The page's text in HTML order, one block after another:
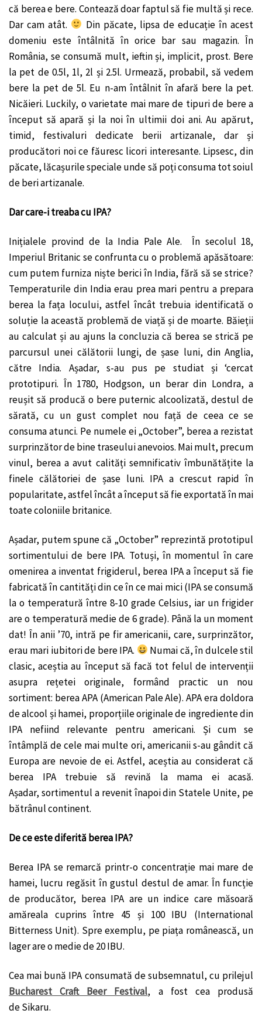
că berea e bere. Contează doar faptul să fie multă și rece.
Dar cam atât.
Din păcate, lipsa de educație în acest
domeniu este întâlnită în orice bar sau magazin. În
România, se consumă mult, ieftin și, implicit, prost. Bere
la pet de 0.5l, 1l, 2l și 2.5l. Urmează, probabil, să vedem
bere la pet de 5l. Eu n-am întâlnit în afară bere la pet.
Nicăieri. Luckily, o varietate mai mare de tipuri de bere a
început să apară și la noi în ultimii doi ani. Au apărut,
timid, festivaluri dedicate berii artizanale, dar și
producători noi ce făuresc licori interesante. Lipsesc, din
păcate, lăcașurile speciale unde să poți consuma tot soiul
de beri artizanale.
Dar care-i treaba cu IPA?
Inițialele provind de la India Pale Ale. În secolul 18,
Imperiul Britanic se confrunta cu o problemă apăsătoare:
cum putem furniza niște berici în India, fără să se strice?
Temperaturile din India erau prea mari pentru a prepara
berea la fața locului, astfel încât trebuia identificată o
soluție la această problemă de viață și de moarte. Băieții
au calculat și au ajuns la concluzia că berea se strică pe
parcursul unei călătorii lungi, de șase luni, din Anglia,
către India. Așadar, s-au pus pe studiat și ‘cercat
prototipuri. În 1780, Hodgson, un berar din Londra, a
reușit să producă o bere puternic alcoolizată, destul de
sărată, cu un gust complet nou față de ceea ce se
consuma atunci. Pe numele ei „October”, berea a rezistat
surprinzător de bine traseului anevoios. Mai mult, precum
vinul, berea a avut calități semnificativ îmbunătățite la
finele călătoriei de șase luni. IPA a crescut rapid în
popularitate, astfel încât a început să fie exportată în mai
toate coloniile britanice.
Așadar, putem spune că „October” reprezintă prototipul
sortimentului de bere IPA. Totuși, în momentul în care
omenirea a inventat frigiderul, berea IPA a început să fie
fabricată în cantități din ce în ce mai mici (IPA se consumă
la o temperatură între 8-10 grade Celsius, iar un frigider
are o temperatură medie de 6 grade). Până la un moment
dat! În anii ’70, intră pe fir americanii, care, surprinzător,
erau mari iubitori de bere IPA.
Numai că, în dulcele stil
clasic, aceștia au început să facă tot felul de intervenții
asupra rețetei originale, formând practic un nou
sortiment: berea APA (American Pale Ale). APA era doldora
de alcool și hamei, proporțiile originale de ingrediente din
IPA nefiind relevante pentru americani. Și cum se
întâmplă de cele mai multe ori, americanii s-au gândit că
Europa are nevoie de ei. Astfel, aceștia au considerat că
berea IPA trebuie să revină la mama ei acasă.
Așadar, sortimentul a revenit înapoi din Statele Unite, pe
bătrânul continent.
De ce este diferită berea IPA?
Berea IPA se remarcă printr-o concentrație mai mare de
hamei, lucru regăsit în gustul destul de amar. În funcție
de producător, berea IPA are un indice care măsoară
amăreala cuprins între 45 și 100 IBU (International
Bitterness Unit). Spre exemplu, pe piața românească, un
lager are o medie de 20 IBU.
Cea mai bună IPA consumată de subsemnatul, cu prilejul
Bucharest Craft Beer Festival,
a fost cea produsă
de Sikaru.